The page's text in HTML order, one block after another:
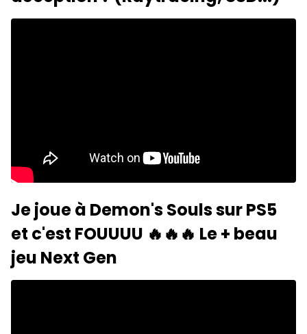
Je joue à Demon's Souls sur PS5
et c'est FOUUUU 🔥🔥🔥 Le + beau
jeu Next Gen